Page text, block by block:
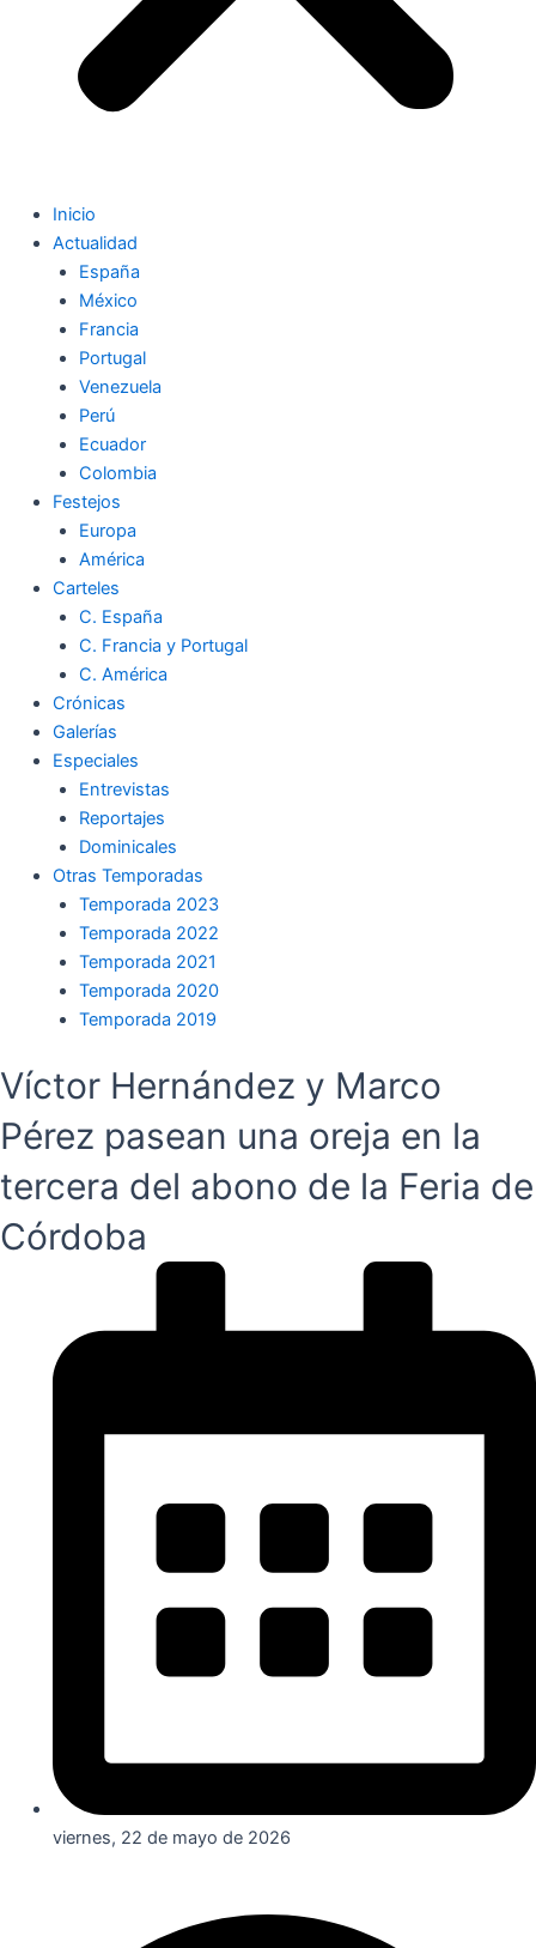
Inicio
Actualidad
España
México
Francia
Portugal
Venezuela
Perú
Ecuador
Colombia
Festejos
Europa
América
Carteles
C. España
C. Francia y Portugal
C. América
Crónicas
Galerías
Especiales
Entrevistas
Reportajes
Dominicales
Otras Temporadas
Temporada 2023
Temporada 2022
Temporada 2021
Temporada 2020
Temporada 2019
Víctor Hernández y Marco
Pérez pasean una oreja en la
tercera del abono de la Feria de
Córdoba
viernes, 22 de mayo de 2026